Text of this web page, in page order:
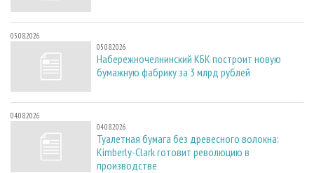
05.08.2026
05.08.2026
Набережночелнинский КБК построит новую
бумажную фабрику за 3 млрд рублей
04.08.2026
04.08.2026
Туалетная бумага без древесного волокна:
Kimberly-Clark готовит революцию в
производстве